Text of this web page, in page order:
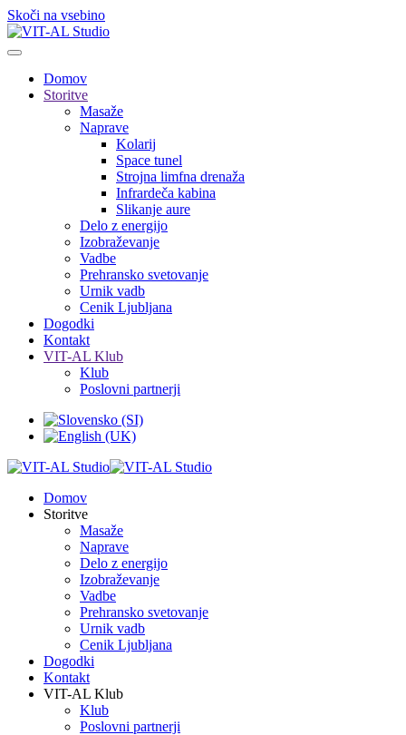
Skoči na vsebino
Domov
Storitve
Masaže
Naprave
Kolarij
Space tunel
Strojna limfna drenaža
Infrardeča kabina
Slikanje aure
Delo z energijo
Izobraževanje
Vadbe
Prehransko svetovanje
Urnik vadb
Cenik Ljubljana
Dogodki
Kontakt
VIT-AL Klub
Klub
Poslovni partnerji
Domov
Storitve
Masaže
Naprave
Delo z energijo
Izobraževanje
Vadbe
Prehransko svetovanje
Urnik vadb
Cenik Ljubljana
Dogodki
Kontakt
VIT-AL Klub
Klub
Poslovni partnerji